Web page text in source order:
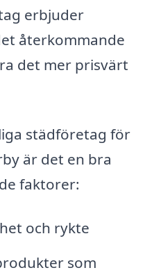
erbjuder
återkommande
det mer prisvärt
städföretag för
är det en bra
faktorer:
och rykte
som